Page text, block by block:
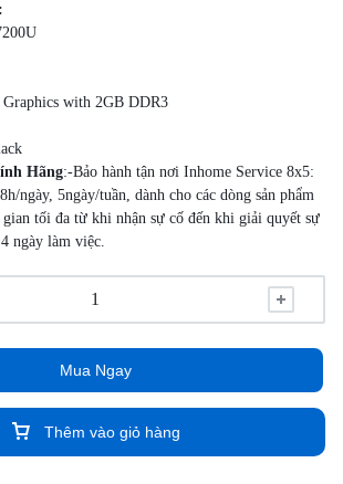
with 2GB DDR3
Hãng:-Bảo hành tận nơi Inhome Service 8x5:
ngày, 5ngày/tuần, dành cho các dòng sản phẩm
ngày làm việc.
Thêm vào giỏ hàng
Mua Ngay